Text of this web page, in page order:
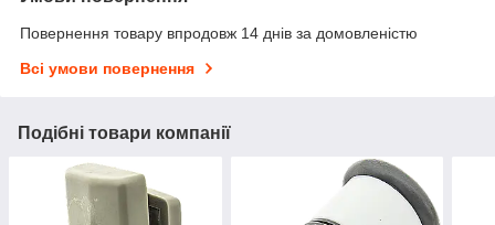
Повернення товару впродовж 14 днів за домовленістю
Всі умови повернення
Подібні товари компанії